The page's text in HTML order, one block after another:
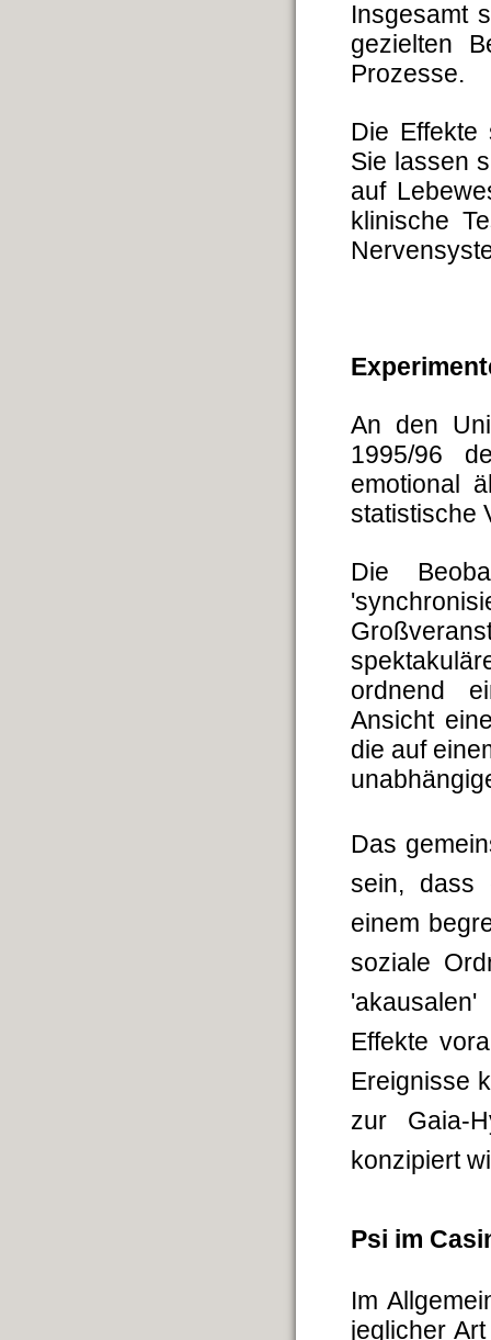
Insgesamt
gezielten
Prozesse.
Die Effekte
Sie lassen
auf
klinische
An den
1995/96
emotional
statistische
Die
ordnend
Ansicht
die auf
Das
sein, dass
einem
soziale
Effekte
Ereignisse
zur Gaia-
konzipiert
Psi im
Im
jeglicher